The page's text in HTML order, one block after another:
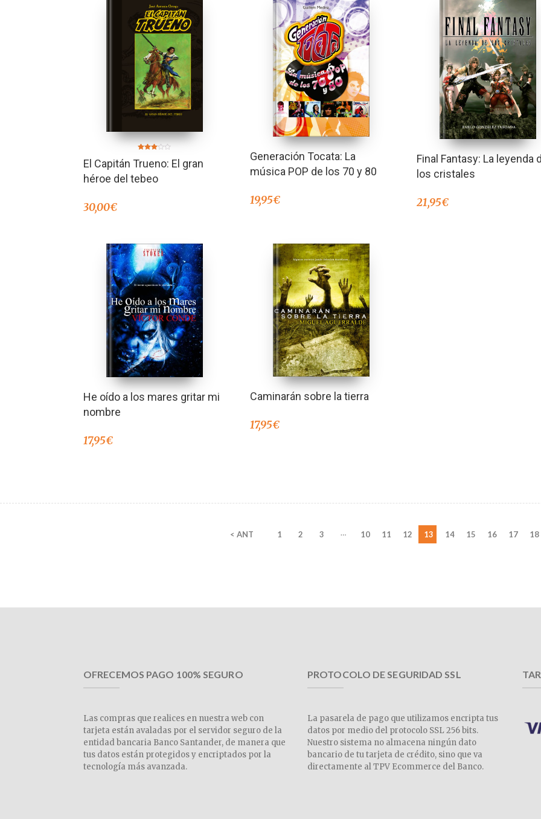
en
3.00
de 5
El Capitán Trueno: El gran
héroe del tebeo
30,00€
Generación Tocata: La
música POP de los 70 y 80
19,95€
Final Fantasy: La leyenda
los cristales
21,95€
He oído a los mares gritar mi
nombre
17,95€
Caminarán sobre la tierra
17,95€
< ANT 1 2 3 … 10 11 12 13 14 15 16 17 18
OFRECEMOS PAGO 100% SEGURO
Las compras que realices en nuestra web con
tarjeta están avaladas por el servidor seguro de la
entidad bancaria Banco Santander, de manera que
tus datos están protegidos y encriptados por la
tecnología más avanzada.
PROTOCOLO DE SEGURIDAD SSL
La pasarela de pago que utilizamos encripta tus
datos por medio del protocolo SSL 256 bits.
Nuestro sistema no almacena ningún dato
bancario de tu tarjeta de crédito, sino que va
directamente al TPV Ecommerce del Banco.